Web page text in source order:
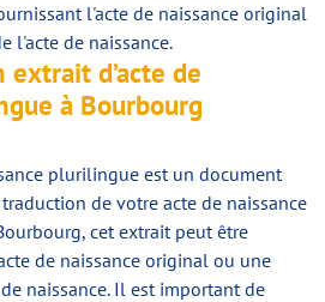
l'acte de naissance original
l'acte de naissance.
extrait d’acte de
à Bourbourg
plurilingue est un document
de votre acte de naissance
cet extrait peut être
de naissance original ou une
naissance. Il est important de